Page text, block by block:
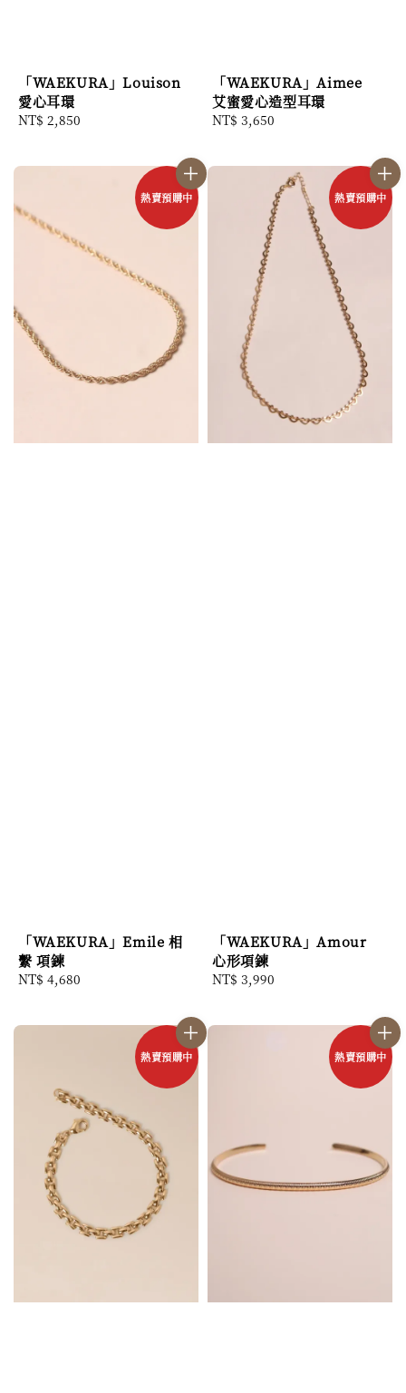
「WAEKURA」Louison
愛心耳環
Regular
NT$ 2,850
「WAEKURA」Aimee
艾蜜愛心造型耳環
Regular
NT$ 3,650
熱賣預購中
「WAEKURA」Emile 相
繫 項鍊
Regular
NT$ 4,680
熱賣預購中
「WAEKURA」Amour
心形項鍊
Regular
NT$ 3,990
熱賣預購中 熱賣預購中